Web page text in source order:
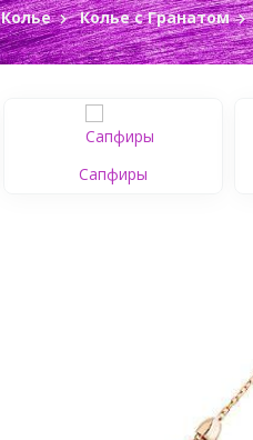
Колье Колье с Гранатом
Сапфиры